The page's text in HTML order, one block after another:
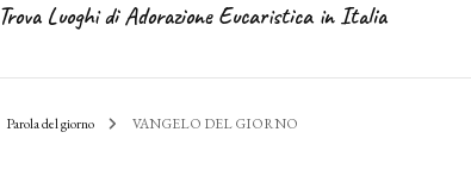
Perché i Nidi dell’ Immacolata
Trova Luoghi di Adorazione Eucaristica in Italia
Parola del giorno VANGELO DEL GIORNO